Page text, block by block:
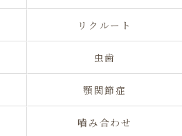
リクルート
虫歯
顎関節症
嚙み合わせ